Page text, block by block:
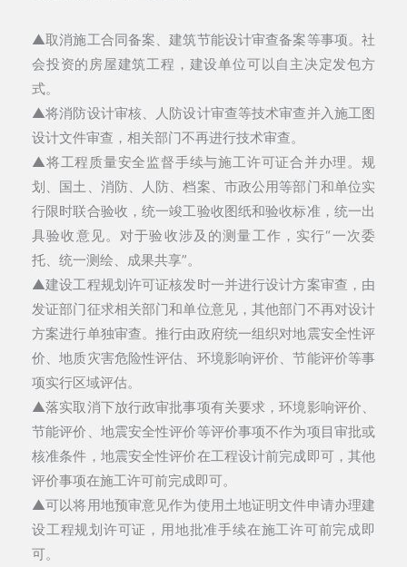
▲取消施工合同备案、建筑节能设计审查备案等事项。社
会投资的房屋建筑工程，建设单位可以自主决定发包方
式。
▲将消防设计审核、人防设计审查等技术审查并入施工图
设计文件审查 ，相关部门不再进行技术审查。
▲将工程质量安全监督手续与施工许可证合并办理。规
划、国土、消防、人防、档案、市政公用等部门和单位实
行限时联合验收 ，统一竣工验收图纸和验收标准，统一出
具验收意见。对于验收涉及的测量工作，实行“一次委
托、统一测绘、成果共享”。
▲建设工程规划许可证核发时一并进行设计方案审查 ，由
发证部门征求相关部门和单位意见，其他部门不再对设计
方案进行单独审查。推行由政府统一组织对地震安全性评
价、地质灾害危险性评估、环境影响评价、节能评价等事
项实行区域评估。
▲落实取消下放行政审批事项有关要求，环境影响评价、
节能评价、地震安全性评价等评价事项不作为项目审批或
核准条件 ，地震安全性评价在工程设计前完成即可，其他
评价事项在施工许可前完成即可。
▲可以将用地预审意见作为使用土地证明文件申请办理建
设工程规划许可证，用地批准手续在施工许可前完成即
可。